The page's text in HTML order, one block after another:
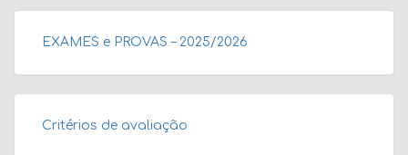
EXAMES e PROVAS – 2025/2026
Critérios de avaliação